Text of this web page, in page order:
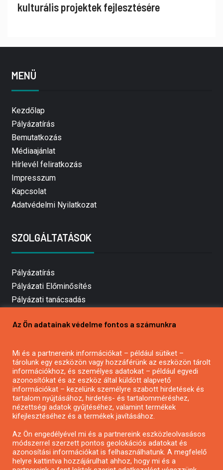
kulturális projektek fejlesztésére
MENÜ
Kezdőlap
Pályázatírás
Bemutatkozás
Médiaajánlat
Hírlevél feliratkozás
Impresszum
Kapcsolat
Adatvédelmi Nyilatkozat
SZOLGÁLTATÁSOK
Pályázatírás
Pályázati Előminősítés
Pályázati tanácsadás
Mezőgazdasági pályázatírás
Pályázatírás civil szervezeteknek
Pályázatírás önkormányzatoknak
Pályázatfigyelés
Specifikus pályázatfigyelés vagy hírlevél
Pályázatok magánszemélyeknek
Az Ön adatainak védelme fontos a számunkra
Mi és a partnereink információkat – például sütiket –
tárolunk egy eszközön vagy hozzáférünk az eszközön tárolt
információkhoz, és személyes adatokat – például egyedi
azonosítókat és az eszköz által küldött alapvető
információkat – kezelünk személyre szabott hirdetések és
tartalom nyújtásához, hirdetés- és tartalomméréshez,
nézettségi adatok gyűjtéséhez, valamint termékek
kifejlesztéséhez és a termékek javításához.
Az Ön engedélyével mi és a partnereink eszközleolvasásos
módszerrel szerzett pontos geolokációs adatokat és
azonosítási információkat is felhasználhatunk. A megfelelő
helyre kattintva hozzájárulhat ahhoz, hogy mi és a